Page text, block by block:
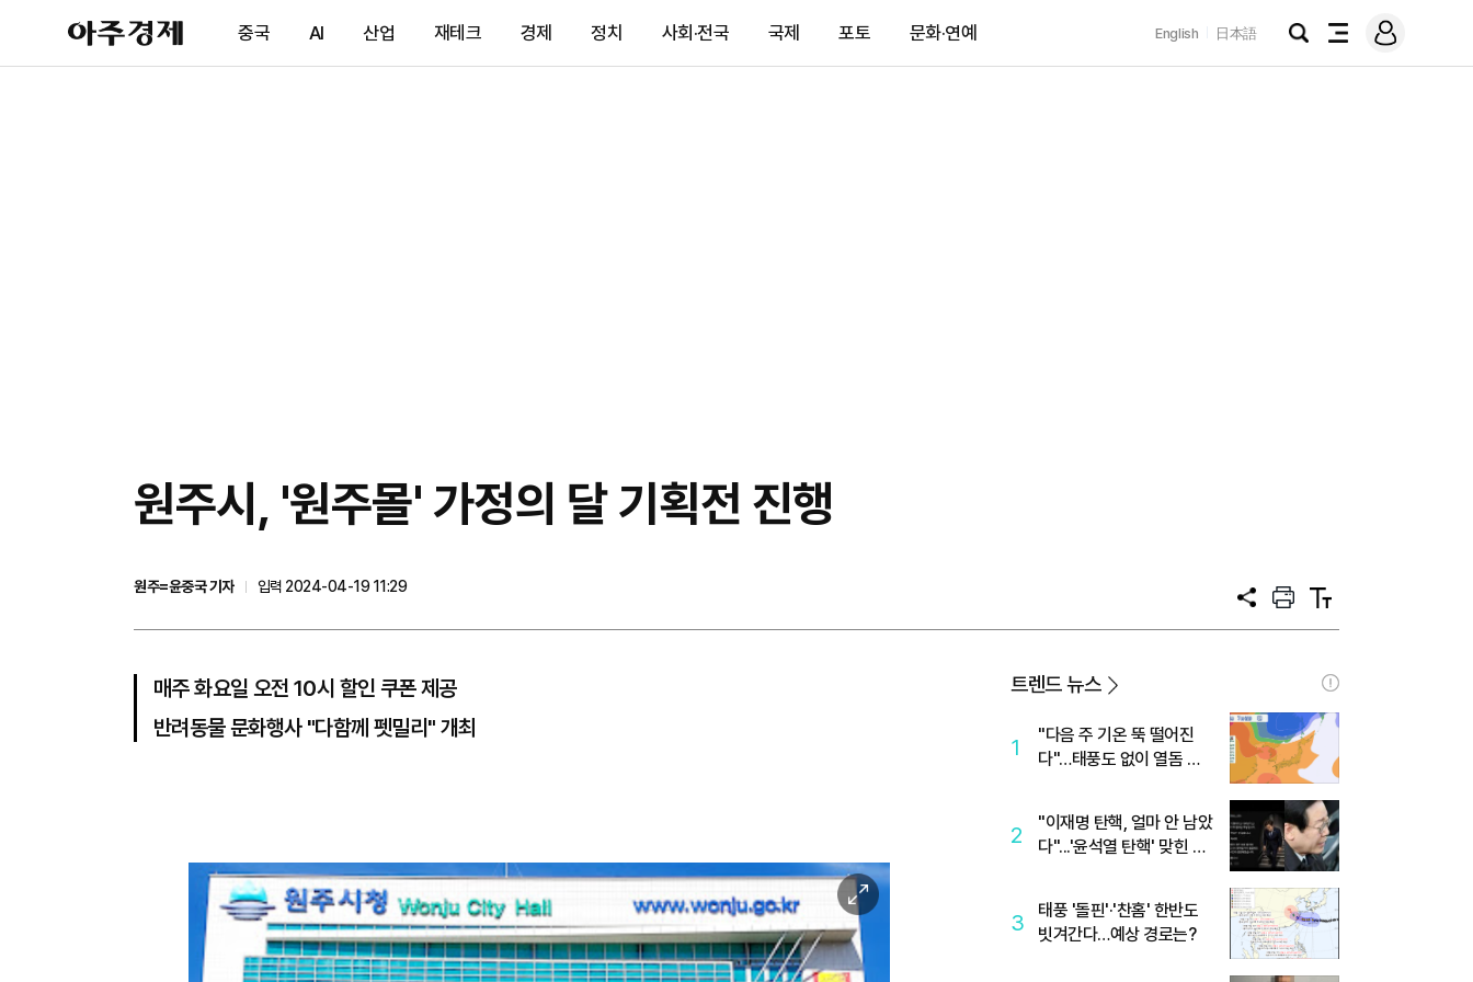
아
주
제
중국 AI 산업 재테크 경제 정치 사회·전국 국제 포토 문화·연예 English 日本語
검
전
메
그
원주시, '원주몰' 가정의 달 기획전 진행
원주=윤중국 기자
입력 2024-04-19 11:29
공
프
트
텍
트
매주 화요일 오전 10시 할인 쿠폰 제공
반려동물 문화행사 "다함께 펫밀리" 개최
이
미
지
트렌드 뉴스
1
"다음 주 기온 뚝 떨어진
다"…태풍도 없이 열돔 박
2
"이재명 탄핵, 얼마 안 남았
다"...'윤석열 탄핵' 맞힌 무
3
태풍 '돌핀'·'찬홈' 한반도
빗겨간다…예상 경로는?